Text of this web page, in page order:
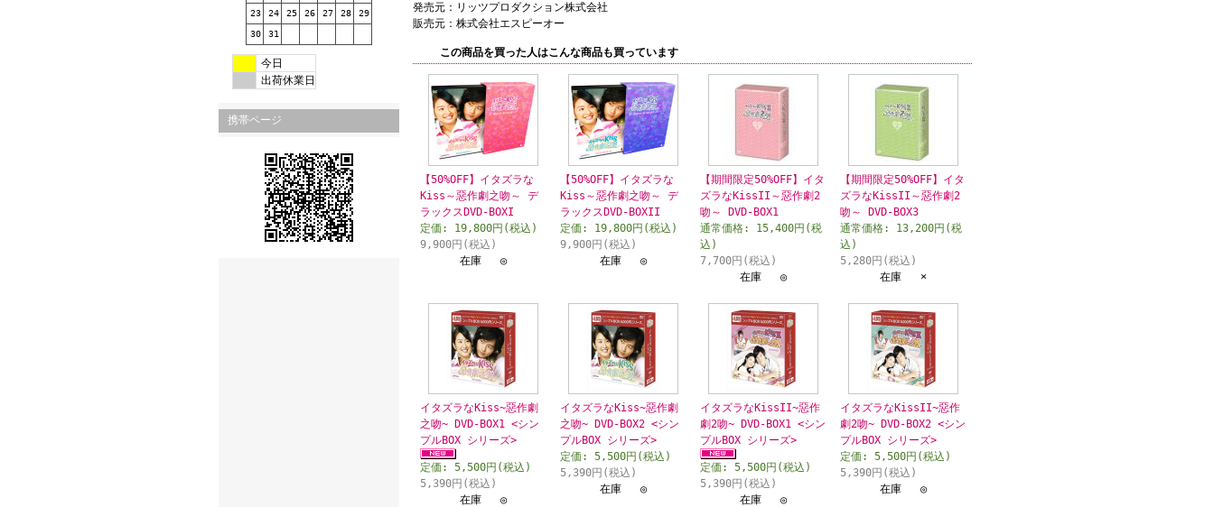
23 24 25 26 27 28 29
30 31
今日
出荷休業日
携帯ページ
発売元：リッツプロダクション株式会社
販売元：株式会社エスピーオー
この商品を買った人はこんな商品も買っています
【50%OFF】イタズラな
Kiss～惡作劇之吻～ デ
ラックスDVD-BOXI
定価: 19,800円(税込)
9,900円(税込)
在庫 ◎
【50%OFF】イタズラな
Kiss～惡作劇之吻～ デ
ラックスDVD-BOXII
定価: 19,800円(税込)
9,900円(税込)
在庫 ◎
【期間限定50%OFF】イタ
ズラなKissII～惡作劇2
吻～ DVD-BOX1
通常価格: 15,400円(税
込)
7,700円(税込)
在庫 ◎
【期間限定50%OFF】イタ
ズラなKissII～惡作劇2
吻～ DVD-BOX3
通常価格: 13,200円(税
込)
5,280円(税込)
在庫 ×
イタズラなKiss~惡作劇
之吻~ DVD-BOX1 <シン
プルBOX シリーズ>
定価: 5,500円(税込)
5,390円(税込)
在庫 ◎
イタズラなKiss~惡作劇
之吻~ DVD-BOX2 <シン
プルBOX シリーズ>
定価: 5,500円(税込)
5,390円(税込)
在庫 ◎
イタズラなKissII~惡作
劇2吻~ DVD-BOX1 <シン
プルBOX シリーズ>
定価: 5,500円(税込)
5,390円(税込)
在庫 ◎
イタズラなKissII~惡作
劇2吻~ DVD-BOX2 <シン
プルBOX シリーズ>
定価: 5,500円(税込)
5,390円(税込)
在庫 ◎